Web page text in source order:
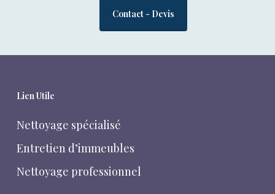
Contact - Devis
Lien Utile
Nettoyage spécialisé
Entretien d’immeubles
Nettoyage professionnel